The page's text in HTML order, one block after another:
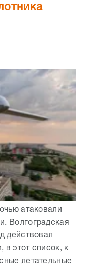
атаковали
Волгоградская
действовал
в этот список, к
летательные